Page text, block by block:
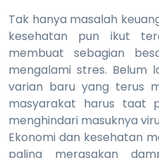
Tak hanya masalah
kesehatan pun ikut
membuat sebagian
mengalami stres. Belum
varian baru yang terus
masyarakat harus taat
menghindari masuknya
Ekonomi dan kesehatan
paling merasakan